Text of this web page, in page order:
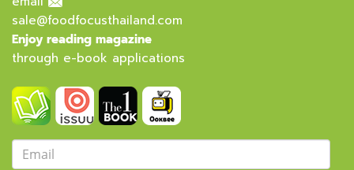
sale@foodfocusthailand.com
Enjoy reading magazine
through e-book applications